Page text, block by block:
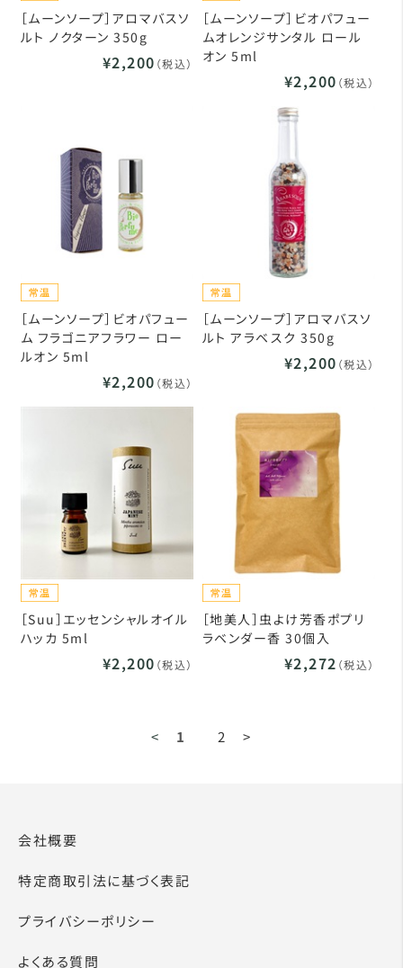
［ムーンソープ］アロマバスソ
ルト ノクターン 350g
¥2,200 （税込）
［ムーンソープ］ビオパフュー
ムオレンジサンタル ロール
オン 5ml
¥2,200 （税込）
［ムーンソープ］ビオパフュー
ム フラゴニアフラワー ロー
ルオン 5ml
¥2,200 （税込）
［ムーンソープ］アロマバスソ
ルト アラベスク 350g
¥2,200 （税込）
［Suu］エッセンシャルオイル
ハッカ 5ml
¥2,200 （税込）
［地美人］虫よけ芳香ポプリ
ラベンダー香 30個入
¥2,272 （税込）
< 1 2 >
会社概要
特定商取引法に基づく表記
プライバシーポリシー
よくある質問